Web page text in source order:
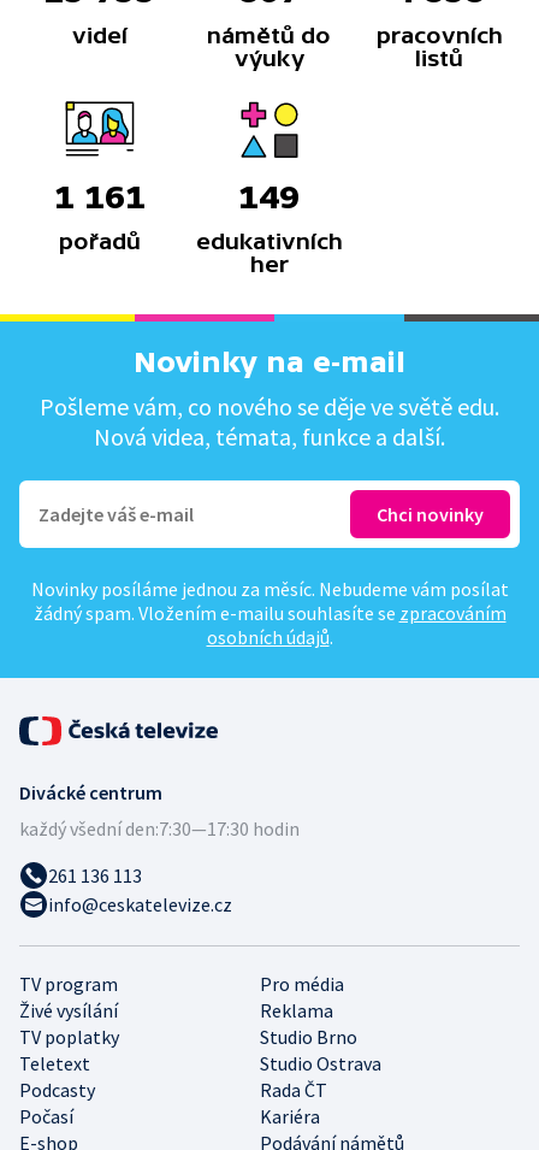
videí
námětů do
výuky
pracovních
listů
1 161
pořadů
149
edukativních
her
Novinky na e-mail
Pošleme vám, co nového se děje ve světě edu.
Nová videa, témata, funkce a další.
Novinky posíláme jednou za měsíc. Nebudeme vám posílat
žádný spam. Vložením e-mailu souhlasíte se zpracováním
osobních údajů.